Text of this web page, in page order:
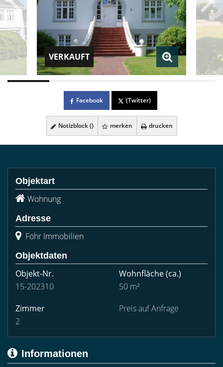
VERKAUFT
Facebook (Twitter)
Notizblock () merken drucken
Objektart
Wohnung
Adresse
Föhr Immobilien
Objektdaten
Objekt-Nr.
15-202310
Wohnfläche(ca.)
50 m²
Zimmer
2
Preis auf Anfrage
Informationen